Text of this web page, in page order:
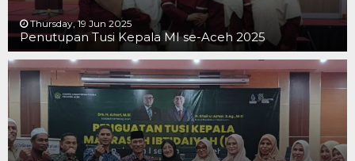
Thursday, 19 Jun 2025
Penutupan Tusi Kepala MI se-Aceh 2025